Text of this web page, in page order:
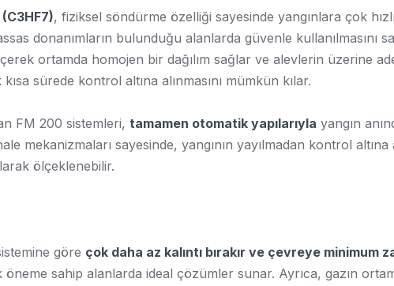
, fiziksel söndürme özelliği sayesinde yangınlara çok
donanımların bulunduğu alanlarda güvenle kullanılmasını
ortamda homojen bir dağılım sağlar ve alevlerin üzerine
sürede kontrol altına alınmasını mümkün kılar.
FM 200 sistemleri, tamamen otomatik yapılarıyla yangın
mekanizmaları sayesinde, yangının yayılmadan kontrol
ölçeklenebilir.
göre çok daha az kalıntı bırakır ve çevreye minimum
sahip alanlarda ideal çözümler sunar. Ayrıca, gazın